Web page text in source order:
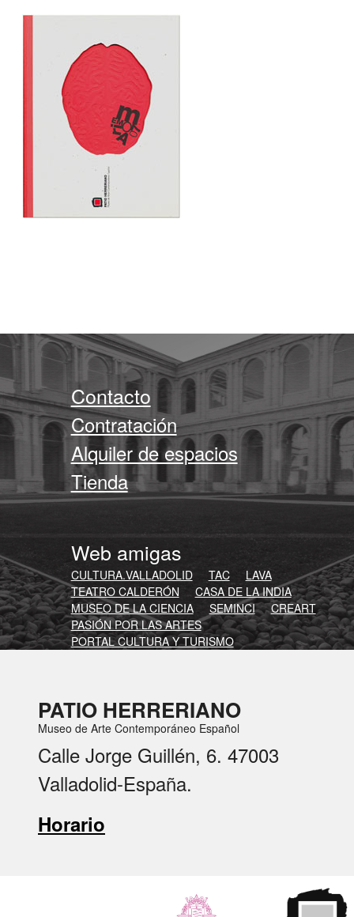
Contacto
Contratación
Alquiler de espacios
Tienda
Web amigas
CULTURA.VALLADOLID TAC
LAVA
TEATRO CALDERÓN
CASA DE LA INDIA
MUSEO DE LA CIENCIA
SEMINCI
CREART
PASIÓN POR LAS ARTES
PORTAL CULTURA Y TURISMO
PATIO HERRERIANO
Museo de Arte Contemporáneo Español
Calle Jorge Guillén, 6. 47003
Valladolid-España.
Horario